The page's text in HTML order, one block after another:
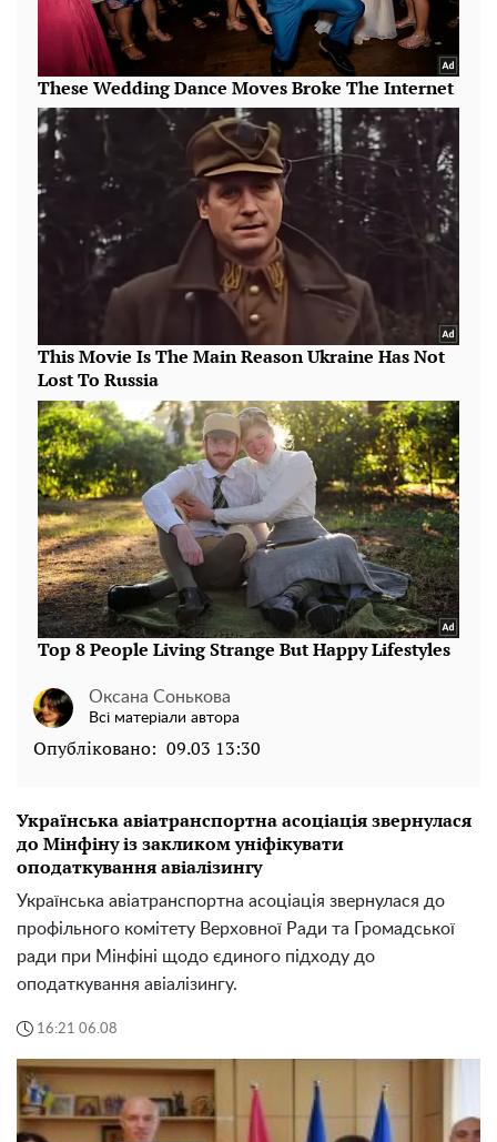
Оксана Сонькова
Всі матеріали автора
Опубліковано: 09.03 13:30
Українська авіатранспортна асоціація звернулася
до Мінфіну із закликом уніфікувати
оподаткування авіалізингу
Українська авіатранспортна асоціація звернулася до
профільного комітету Верховної Ради та Громадської
ради при Мінфіні щодо єдиного підходу до
оподаткування авіалізингу.
16:21 06.08